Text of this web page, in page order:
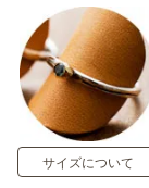
サイズについて